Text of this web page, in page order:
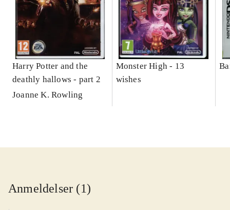
Harry Potter and the
deathly hallows - part 2
Joanne K. Rowling
Monster High - 13
wishes
Anmeldelser (1)